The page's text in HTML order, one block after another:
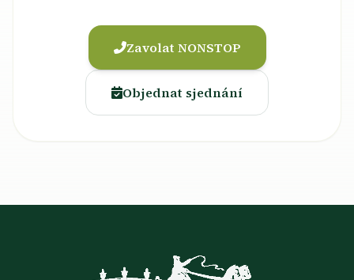
Zavolat NONSTOP
Objednat sjednání